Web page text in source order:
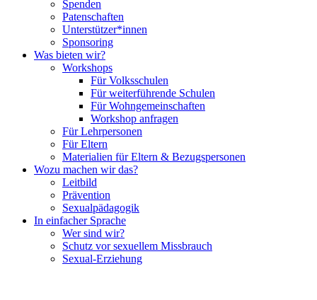
Spenden
Patenschaften
Unterstützer*innen
Sponsoring
Was bieten wir?
Workshops
Für Volksschulen
Für weiterführende Schulen
Für Wohngemeinschaften
Workshop anfragen
Für Lehrpersonen
Für Eltern
Materialien für Eltern & Bezugspersonen
Wozu machen wir das?
Leitbild
Prävention
Sexualpädagogik
In einfacher Sprache
Wer sind wir?
Schutz vor sexuellem Missbrauch
Sexual-Erziehung